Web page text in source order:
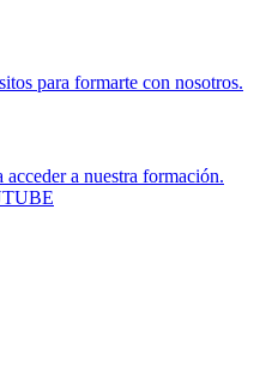
para formarte con nosotros.
a nuestra formación.